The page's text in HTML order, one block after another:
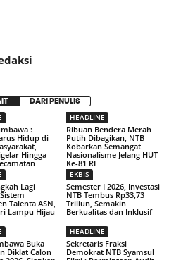
DARI PENULIS
:
Hidup di
Hingga
HEADLINE
Ribuan Bendera Merah
Putih Dibagikan, NTB
Kobarkan Semangat
Nasionalisme Jelang HUT
Ke-81 RI
Lagi
Talenta ASN,
Lampu Hijau
EKBIS
Semester I 2026, Investasi
NTB Tembus Rp33,73
Triliun, Semakin
Berkualitas dan Inklusif
Buka
Diklat Calon
HEADLINE
Sekretaris Fraksi
Demokrat NTB Syamsul